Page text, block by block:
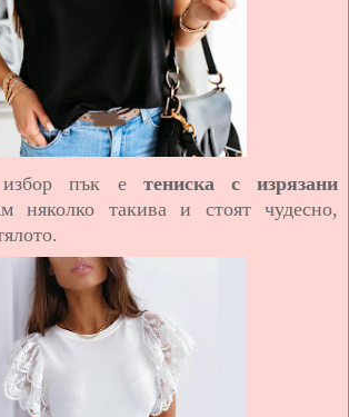
избор пък е тениска с изрязани
няколко такива и стоят чудесно,